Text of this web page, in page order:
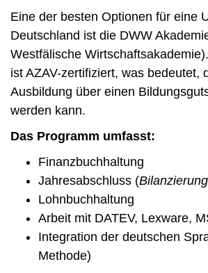
Eine der besten Optionen für eine
Deutschland ist die DWW
Westfälische
ist AZAV-zertifiziert, was bedeutet,
Ausbildung über einen
werden kann.
Das Programm umfasst:
Finanzbuchhaltung
Jahresabschluss (Bilanzierung
Lohnbuchhaltung
Arbeit mit DATEV, Lexware,
Integration der deutschen
Methode)